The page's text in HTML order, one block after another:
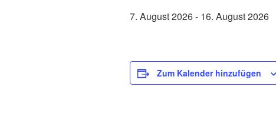
7. August 2026- 16. August 2026
Zum Kalender hinzufügen